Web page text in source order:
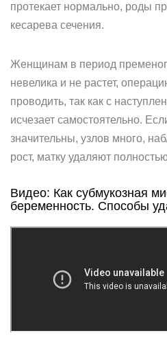
протекает нормально, роды
кесарева сечения.
Женщинам в период
невелика и не растет,
проводить, так как с
исчезает самостоятельно.
значительны, узлов много,
рост, матку удаляют
Видео: Как субмукозная
беременность. Способы